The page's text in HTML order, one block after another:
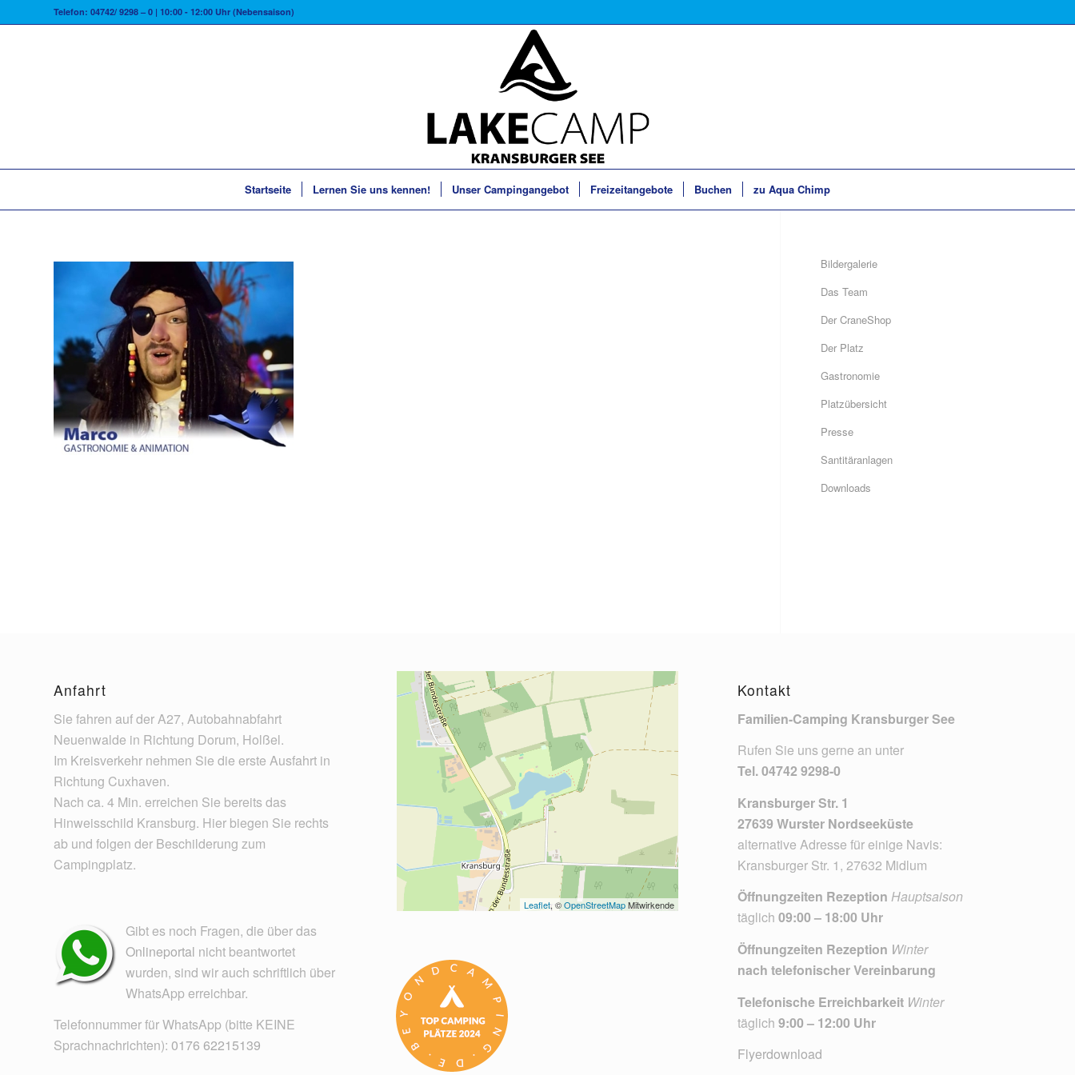
Telefon: 04742/ 9298 – 0 | 10:00 - 12:00 Uhr (Nebensaison)
Startseite Lernen Sie uns kennen! Unser Campingangebot Freizeitangebote Buchen zu Aqua Chimp
Bildergalerie
Das Team
Der CraneShop
Der Platz
Gastronomie
Platzübersicht
Presse
Santitäranlagen
Downloads
Anfahrt
Sie fahren auf der A27, Autobahnabfahrt
Neuenwalde in Richtung Dorum, Holßel.
Im Kreisverkehr nehmen Sie die erste Ausfahrt in
Richtung Cuxhaven.
Nach ca. 4 Min. erreichen Sie bereits das
Hinweisschild Kransburg. Hier biegen Sie rechts
ab und folgen der Beschilderung zum
Campingplatz.
Gibt es noch Fragen, die über das
Onlineportal nicht beantwortet
wurden, sind wir auch schriftlich über
WhatsApp erreichbar.
Telefonnummer für WhatsApp (bitte KEINE
Sprachnachrichten): 0176 62215139
Leaflet, © OpenStreetMap Mitwirkende
Kontakt
Familien-Camping Kransburger See
Rufen Sie uns gerne an unter
Tel.04742 9298-0
Kransburger Str. 1
27639 Wurster Nordseeküste
alternative Adresse für einige Navis:
Kransburger Str. 1, 27632 Midlum
Öffnungzeiten RezeptionHauptsaison
täglich 09:00 – 18:00 Uhr
Öffnungzeiten Rezeption Winter
nach telefonischer Vereinbarung
Telefonische Erreichbarkeit Winter
täglich 9:00 – 12:00 Uhr
Flyerdownload